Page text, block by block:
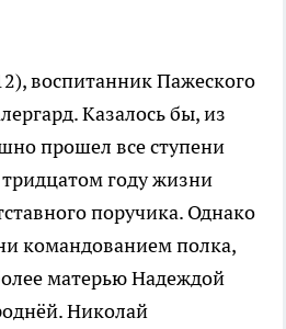
воспитанник Пажеского
Казалось бы, из
прошел все ступени
году жизни
поручика. Однако
командованием полка,
матерью Надеждой
Николай